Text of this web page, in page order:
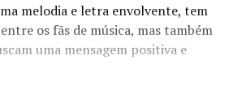
melodia e letra envolvente, tem
os fãs de música, mas também
uma mensagem positiva e